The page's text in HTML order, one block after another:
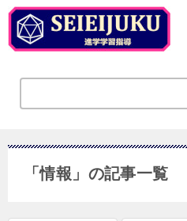
「情報」の記事一覧